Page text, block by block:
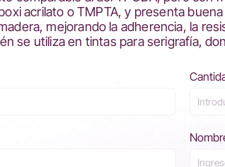
acrilato o TMPTA, y presenta
mejorando la adherencia, la
se utiliza en tintas para serigrafía,